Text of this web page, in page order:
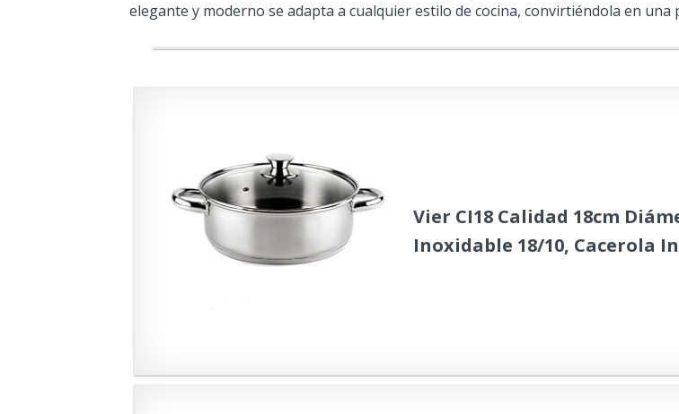
elegante y moderno se adapta a cualquier estilo de cocina, convirtiéndola en una
Vier CI18 Calidad 18cm
Inoxidable 18/10, Cacerola